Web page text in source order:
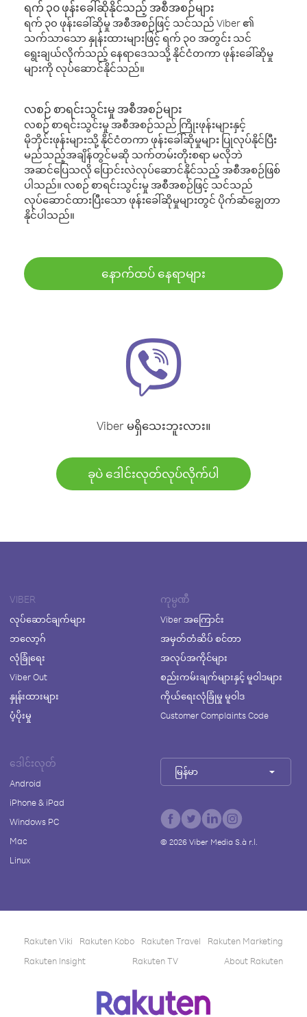
ရက် ၃၀ ဖုန်းခေါ်ဆိုနိုင်သည့် အစီအစဉ်များ
ရက် ၃၀ ဖုန်းခေါ်ဆိုမှု အစီအစဉ်ဖြင့် သင်သည် Viber ၏
သက်သာသော နှုန်းထားများဖြင့် ရက် ၃၀ အတွင်း သင်
ရွေးချယ်လိုက်သည့် နေရာဒေသသို့ နိုင်ငံတကာ ဖုန်းခေါ်ဆိုမှု
များကို လုပ်ဆောင်နိုင်သည်။
လစဉ် စာရင်းသွင်းမှု အစီအစဉ်များ
လစဉ် စာရင်းသွင်းမှု အစီအစဉ်သည် ကြိုးဖုန်းများနှင့်
မိုဘိုင်းဖုန်းများသို့ နိုင်ငံတကာ ဖုန်းခေါ်ဆိုမှုများ ပြုလုပ်နိုင်ပြီး
မည်သည့်အချိန်တွင်မဆို သက်တမ်းတိုးစရာ မလိုဘဲ
အဆင်ပြေသလို ပြောင်းလဲလုပ်ဆောင်နိုင်သည့် အစီအစဉ်ဖြစ်
ပါသည်။ လစဉ် စာရင်းသွင်းမှု အစီအစဉ်ဖြင့် သင်သည်
လုပ်ဆောင်ထားပြီးသော ဖုန်းခေါ်ဆိုမှုများတွင် ပိုက်ဆံချွေတာ
နိုင်ပါသည်။
နောက်ထပ် နေရာများ
Viber မရှိသေးဘူးလား။
ခုပဲ ဒေါင်းလုတ်လုပ်လိုက်ပါ
VIBER
လုပ်ဆောင်ချက်များ
ဘလော့ဂ်
လုံခြုံရေး
Viber Out
နှုန်းထားများ
ပံ့ပိုးမှု
ကုမ္ပဏီ
Viber အကြောင်း
အမှတ်တံဆိပ် စင်တာ
အလုပ်အကိုင်များ
စည်းကမ်းချက်များနှင့် မူဝါဒများ
ကိုယ်ရေးလုံခြုံမှု မူဝါဒ
Customer Complaints Code
ဒေါင်းလုတ်
Android
iPhone & iPad
Windows PC
Mac
Linux
မြန်မာ
© 2026Viber Media S.à r.l.
Rakuten Viki Rakuten Kobo Rakuten Travel
Rakuten Marketing
Rakuten Insight
Rakuten TV About Rakuten